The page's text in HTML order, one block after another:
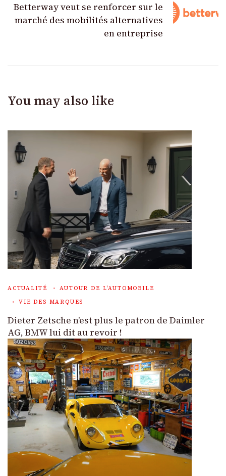
Betterway veut se renforcer sur le
marché des mobilités alternatives
en entreprise
You may also like
ACTUALITÉ
AUTOUR DE L'AUTOMOBILE
VIE DES MARQUES
Dieter Zetsche n’est plus le patron de Daimler
AG, BMW lui dit au revoir !